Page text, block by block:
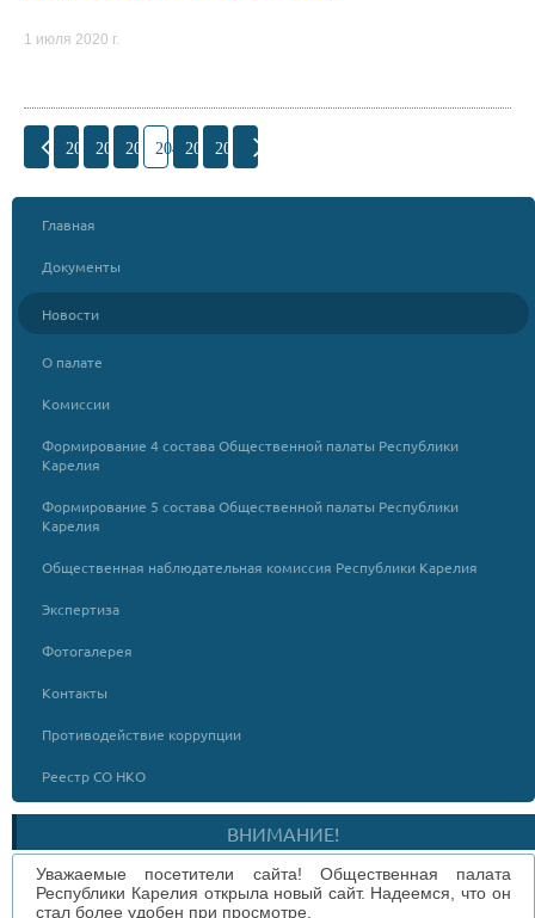
1 июля 2020 г.
201 202 203 204 205 206
Главная
Документы
Новости
О палате
Комиссии
Формирование 4 состава Общественной палаты Республики
Карелия
Формирование 5 состава Общественной палаты Республики
Карелия
Общественная наблюдательная комиссия Республики Карелия
Экспертиза
Фотогалерея
Контакты
Противодействие коррупции
Реестр СО НКО
ВНИМАНИЕ!
Уважаемые посетители сайта! Общественная палата
Республики Карелия открыла новый сайт. Надеемся, что он
стал более удобен при просмотре.